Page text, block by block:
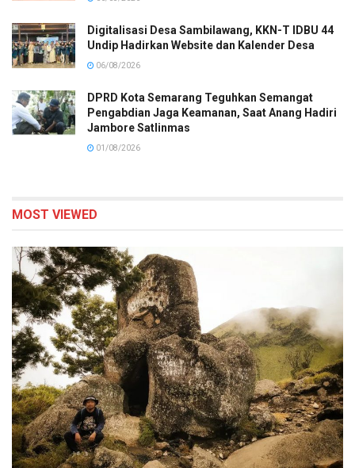
Digitalisasi Desa Sambilawang, KKN-T IDBU 44
Undip Hadirkan Website dan Kalender Desa
06/08/2026
DPRD Kota Semarang Teguhkan Semangat
Pengabdian Jaga Keamanan, Saat Anang Hadiri
Jambore Satlinmas
01/08/2026
MOST VIEWED